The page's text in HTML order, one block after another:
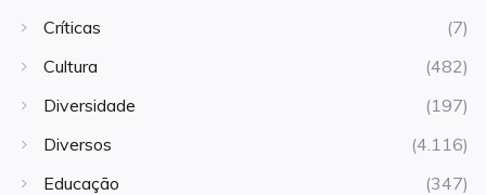
Críticas
(7)
Cultura
(482)
Diversidade
(197)
Diversos
(4.116)
Educação
(347)